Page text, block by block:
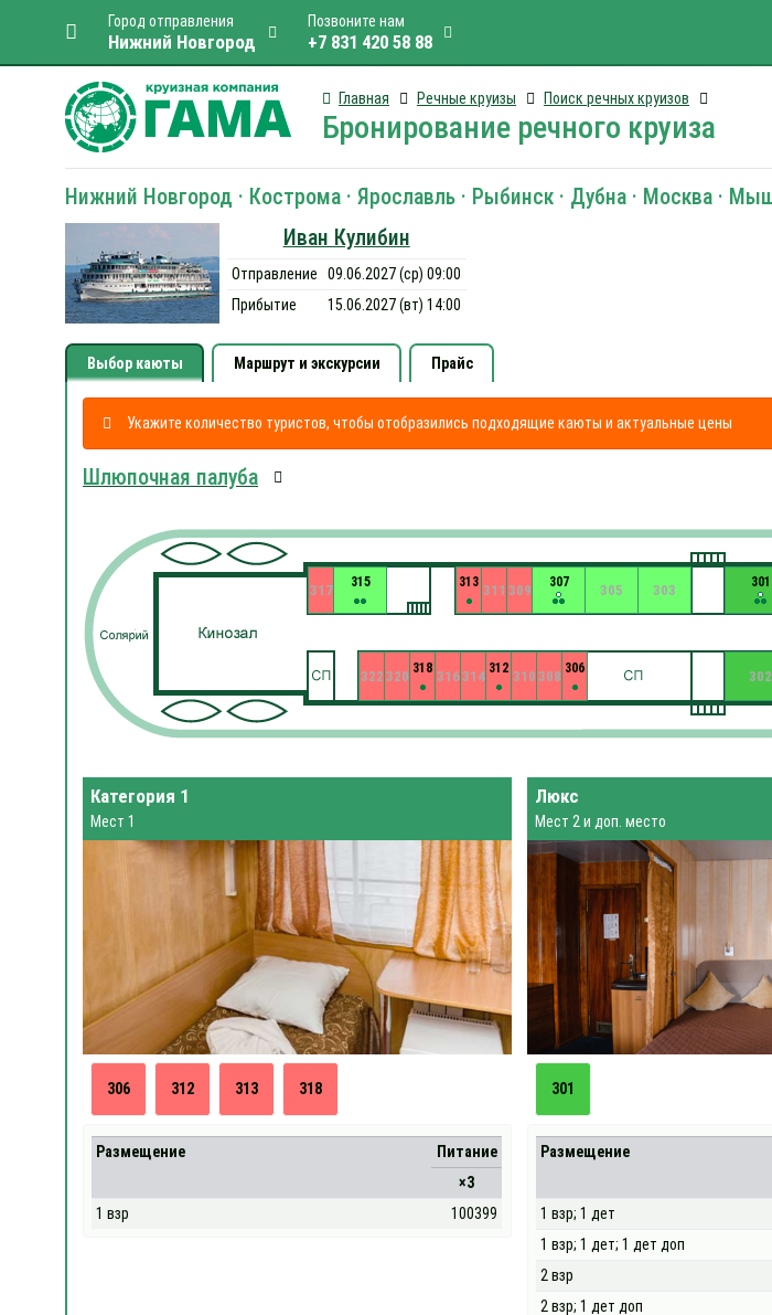
Город отправления
Нижний Новгород
Позвоните нам
+7 831 420 58 88
Главная Речные круизы Поиск речных круизов
Бронирование речного круиза
Нижний Новгород · Кострома · Ярославль · Рыбинск · Дубна · Москва ·
Иван Кулибин
Отправление
09.06.2027 (ср) 09:00
Прибытие
15.06.2027 (вт) 14:00
Выбор каюты Маршрут и экскурсии Прайс
Укажите количество туристов, чтобы отобразились подходящие каюты и актуальные цены
Шлюпочная палуба
301
302
303
305
306
307
308
309
310
311
312
313
314
315
316
317
318
320
322
Категория 1
Мест 1
306 312 313 318
Размещение
Питание
×3
1 взр
100399
Люкс
Мест 2 и доп. место
301
Размещение
1 взр; 1 дет
1 взр; 1 дет; 1 дет доп
2 взр
2 взр; 1 дет доп